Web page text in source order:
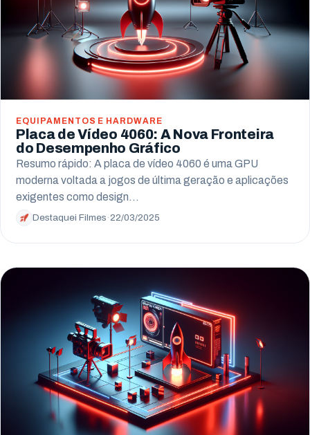
EQUIPAMENTOS E HARDWARE
Placa de Vídeo 4060: A Nova Fronteira
do Desempenho Gráfico
Resumo rápido: A placa de vídeo 4060 é uma GPU
moderna voltada a jogos de última geração e aplicações
exigentes como design…
Destaquei Filmes ·22/03/2025